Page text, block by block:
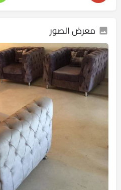
معرض الصور